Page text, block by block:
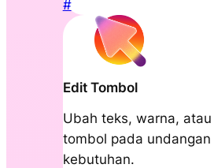
#
Edit Tombol
Ubah teks, warna,
tombol pada undangan
kebutuhan.